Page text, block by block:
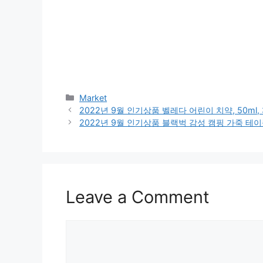
Categories
Market
2022년 9월 인기상품 벨레다 어린이 치약, 50ml,
2022년 9월 인기상품 블랙벅 감성 캠핑 가죽 테이
Leave a Comment